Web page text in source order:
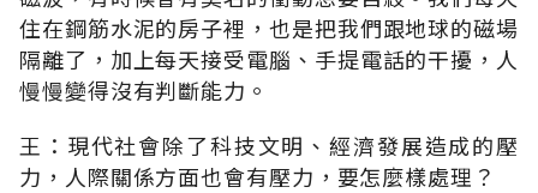
住在鋼筋水泥的房子裡，也是把我們跟地球的磁場
隔離了，加上每天接受電腦、手提電話的干擾，人
慢慢變得沒有判斷能力。
王：現代社會除了科技文明、經濟發展造成的壓
力，人際關係方面也會有壓力，要怎麼樣處理？